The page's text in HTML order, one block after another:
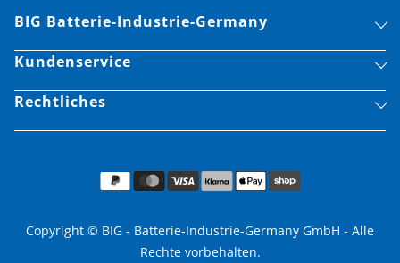
BIG Batterie-Industrie-Germany
Kundenservice
Rechtliches
Copyright © BIG - Batterie-Industrie-Germany GmbH - Alle
Rechte vorbehalten.